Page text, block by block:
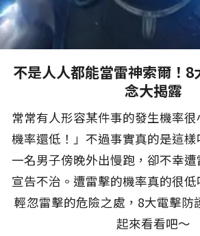
不是人人都能當雷神索爾！8
念大揭露
常常有人形容某件事的發生機率
機率還低！」不過事實真的是這
一名男子傍晚外出慢跑，卻不幸
宣告不治。遭雷擊的機率真的很
輕忽雷擊的危險之處，8大電擊防
起來看看吧～